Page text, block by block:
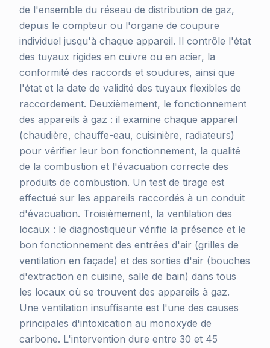
de l'ensemble du réseau de distribution de gaz,
depuis le compteur ou l'organe de coupure
individuel jusqu'à chaque appareil. Il contrôle l'état
des tuyaux rigides en cuivre ou en acier, la
conformité des raccords et soudures, ainsi que
l'état et la date de validité des tuyaux flexibles de
raccordement. Deuxièmement, le fonctionnement
des appareils à gaz : il examine chaque appareil
(chaudière, chauffe-eau, cuisinière, radiateurs)
pour vérifier leur bon fonctionnement, la qualité
de la combustion et l'évacuation correcte des
produits de combustion. Un test de tirage est
effectué sur les appareils raccordés à un conduit
d'évacuation. Troisièmement, la ventilation des
locaux : le diagnostiqueur vérifie la présence et le
bon fonctionnement des entrées d'air (grilles de
ventilation en façade) et des sorties d'air (bouches
d'extraction en cuisine, salle de bain) dans tous
les locaux où se trouvent des appareils à gaz.
Une ventilation insuffisante est l'une des causes
principales d'intoxication au monoxyde de
carbone. L'intervention dure entre 30 et 45